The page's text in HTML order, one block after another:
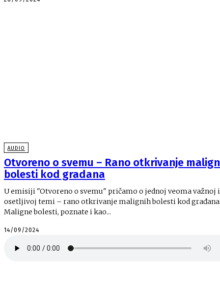
AUDIO
Otvoreno o svemu – Rano otkrivanje
bolesti kod gradana
U emisiji "Otvoreno o svemu" pričamo o jednoj veoma važnoj i
osetljivoj temi – rano otkrivanje malignih bolesti kod
Maligne bolesti, poznate i kao...
14/09/2024